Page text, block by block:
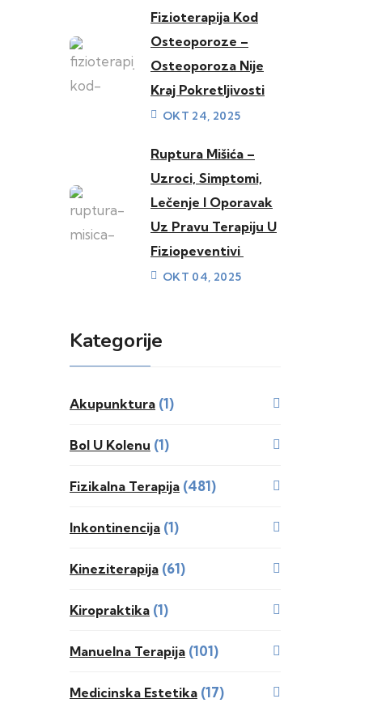
Fizioterapija Kod
Osteoporoze –
Osteoporoza Nije
Kraj Pokretljivosti
OKT 24, 2025
Ruptura Mišića –
Uzroci, Simptomi,
Lečenje I Oporavak
Uz Pravu Terapiju U
Fiziopeventivi
OKT 04, 2025
Kategorije
Akupunktura (1)
Bol U Kolenu (1)
Fizikalna Terapija (481)
Inkontinencija (1)
Kineziterapija (61)
Kiropraktika (1)
Manuelna Terapija (101)
Medicinska Estetika (17)